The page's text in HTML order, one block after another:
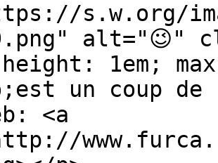
s.w.org/
alt="😉"
1em;
un coup
<a